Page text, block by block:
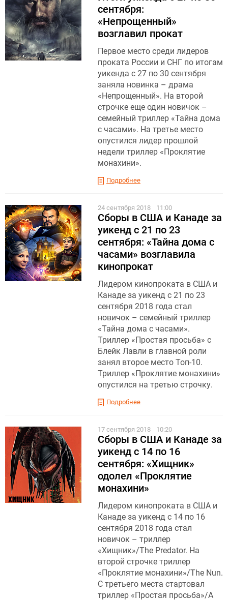
сентября:
«Непрощенный»
возглавил прокат
Первое место среди лидеров
проката России и СНГ по итогам
уикенда с 27 по 30 сентября
заняла новинка – драма
«Непрощенный». На второй
строчке еще один новичок –
семейный триллер «Тайна дома
с часами». На третье место
опустился лидер прошлой
недели триллер «Проклятие
монахини».
Подробнее
24 сентября 2018 11:00
Сборы в США и Канаде за
уикенд с 21 по 23
сентября: «Тайна дома с
часами» возглавила
кинопрокат
Лидером кинопроката в США и
Канаде за уикенд с 21 по 23
сентября 2018 года стал
новичок – семейный триллер
«Тайна дома с часами».
Триллер «Простая просьба» с
Блейк Лавли в главной роли
занял второе место Топ-10.
Триллер «Проклятие монахини»
опустился на третью строчку.
Подробнее
17 сентября 2018 10:20
Сборы в США и Канаде за
уикенд с 14 по 16
сентября: «Хищник»
одолел «Проклятие
монахини»
Лидером кинопроката в США и
Канаде за уикенд с 14 по 16
сентября 2018 года стал
новичок – триллер
«Хищник»/The Predator. На
второй строчке триллер
«Проклятие монахини»/The Nun.
С третьего места стартовал
триллер «Простая просьба»/A